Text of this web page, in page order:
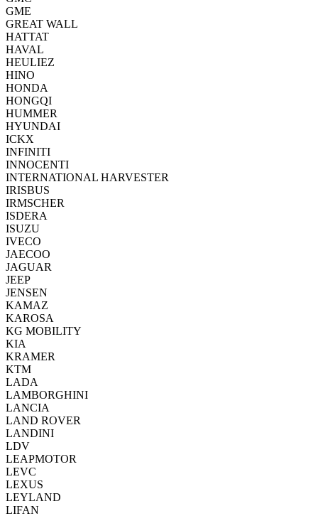
GME
GREAT WALL
HATTAT
HAVAL
HEULIEZ
HINO
HONDA
HONGQI
HUMMER
HYUNDAI
ICKX
INFINITI
INNOCENTI
INTERNATIONAL HARVESTER
IRISBUS
IRMSCHER
ISDERA
ISUZU
IVECO
JAECOO
JAGUAR
JEEP
JENSEN
KAMAZ
KAROSA
KG MOBILITY
KIA
KRAMER
KTM
LADA
LAMBORGHINI
LANCIA
LAND ROVER
LANDINI
LDV
LEAPMOTOR
LEVC
LEXUS
LEYLAND
LIFAN